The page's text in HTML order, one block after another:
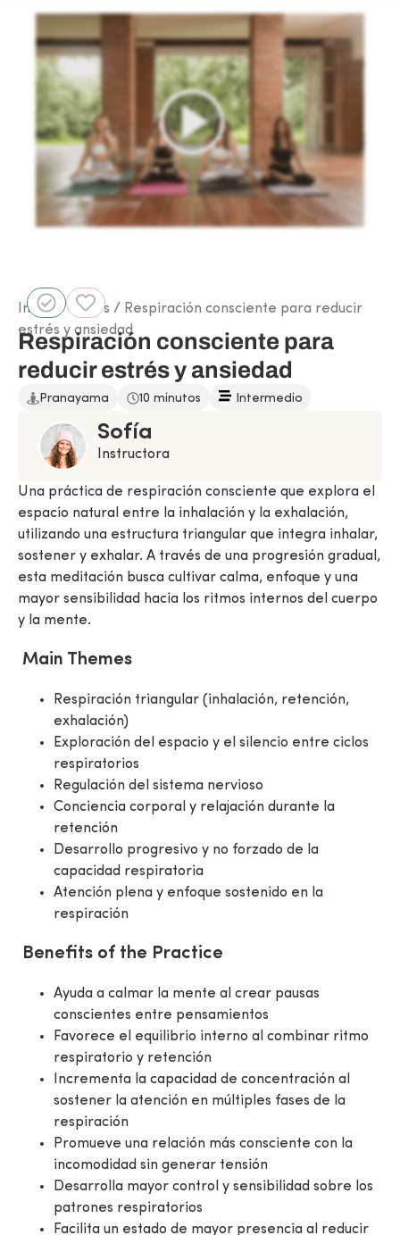
Inicio/Clases / Respiración consciente para reducir
estrés y ansiedad
Respiración consciente para
reducir estrés y ansiedad
Pranayama 10 minutos Intermedio
Sofía
Instructora
Una práctica de respiración consciente que explora el
espacio natural entre la inhalación y la exhalación,
utilizando una estructura triangular que integra inhalar,
sostener y exhalar. A través de una progresión gradual,
esta meditación busca cultivar calma, enfoque y una
mayor sensibilidad hacia los ritmos internos del cuerpo
y la mente.
Main Themes
Respiración triangular (inhalación, retención,
exhalación)
Exploración del espacio y el silencio entre ciclos
respiratorios
Regulación del sistema nervioso
Conciencia corporal y relajación durante la
retención
Desarrollo progresivo y no forzado de la
capacidad respiratoria
Atención plena y enfoque sostenido en la
respiración
Benefits of the Practice
Ayuda a calmar la mente al crear pausas
conscientes entre pensamientos
Favorece el equilibrio interno al combinar ritmo
respiratorio y retención
Incrementa la capacidad de concentración al
sostener la atención en múltiples fases de la
respiración
Promueve una relación más consciente con la
incomodidad sin generar tensión
Desarrolla mayor control y sensibilidad sobre los
patrones respiratorios
Facilita un estado de mayor presencia al reducir